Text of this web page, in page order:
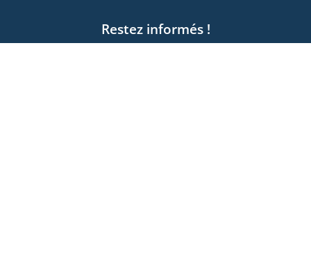
Restez informés !